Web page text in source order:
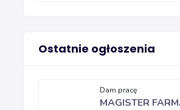
Ostatnie ogłoszenia
Dam pracę
MAGISTER